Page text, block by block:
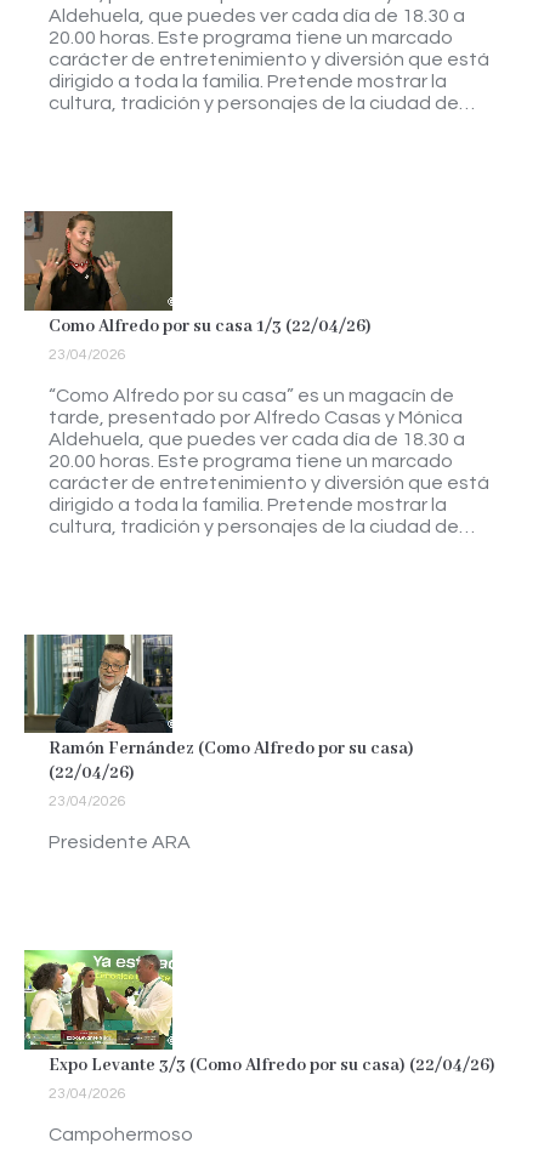
Aldehuela, que puedes ver cada día de 18.30 a
20.00 horas. Este programa tiene un marcado
carácter de entretenimiento y diversión que está
dirigido a toda la familia. Pretende mostrar la
cultura, tradición y personajes de la ciudad de…
Como Alfredo por su casa 1/3 (22/04/26)
23/04/2026
“Como Alfredo por su casa” es un magacín de
tarde, presentado por Alfredo Casas y Mónica
Aldehuela, que puedes ver cada día de 18.30 a
20.00 horas. Este programa tiene un marcado
carácter de entretenimiento y diversión que está
dirigido a toda la familia. Pretende mostrar la
cultura, tradición y personajes de la ciudad de…
Ramón Fernández (Como Alfredo por su casa)
(22/04/26)
23/04/2026
Presidente ARA
Expo Levante 3/3 (Como Alfredo por su casa) (22/04/26)
23/04/2026
Campohermoso